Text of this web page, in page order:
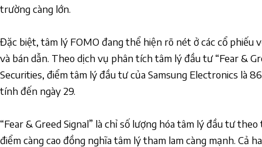
trường càng lớn.
Đặc biệt, tâm lý FOMO đang thể hiện rõ nét ở các cổ phiếu
và bán dẫn. Theo dịch vụ phân tích tâm lý đầu tư “Fear &
Securities, điểm tâm lý đầu tư của Samsung Electronics là
tính đến ngày 29.
“Fear & Greed Signal” là chỉ số lượng hóa tâm lý đầu tư
điểm càng cao đồng nghĩa tâm lý tham lam càng mạnh. Cả